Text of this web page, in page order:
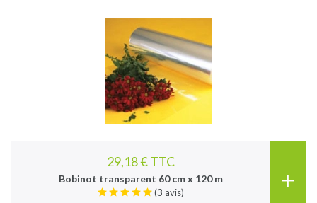
29,18 € TTC
Bobinot transparent 60 cm x 120 m
(3 avis) +